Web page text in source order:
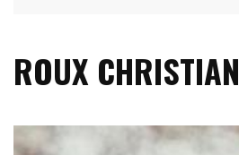
ROUX CHRISTIAN